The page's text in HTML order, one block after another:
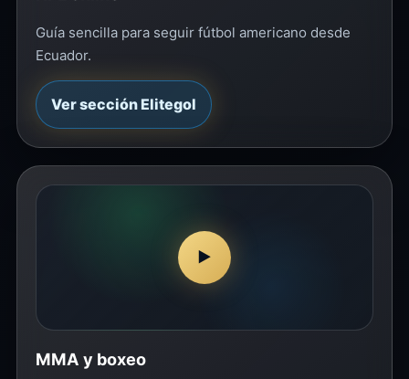
Guía sencilla para seguir fútbol americano desde
Ecuador.
Ver sección Elitegol
▶
MMA y boxeo